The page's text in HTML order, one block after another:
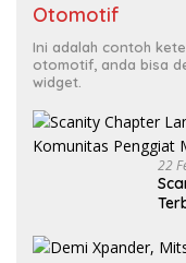
Otomotif
Ini adalah contoh
otomotif, anda bisa
widget.
22